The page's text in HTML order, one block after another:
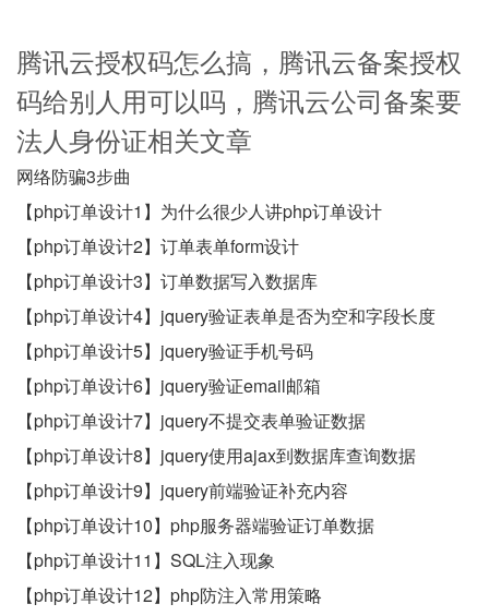
腾讯云授权码怎么搞，腾讯云备案授权
码给别人用可以吗，腾讯云公司备案要
法人身份证相关文章
网络防骗3步曲
【php订单设计1】为什么很少人讲php订单设计
【php订单设计2】订单表单form设计
【php订单设计3】订单数据写入数据库
【php订单设计4】jquery验证表单是否为空和字段长度
【php订单设计5】jquery验证手机号码
【php订单设计6】jquery验证email邮箱
【php订单设计7】jquery不提交表单验证数据
【php订单设计8】jquery使用ajax到数据库查询数据
【php订单设计9】jquery前端验证补充内容
【php订单设计10】php服务器端验证订单数据
【php订单设计11】SQL注入现象
【php订单设计12】php防注入常用策略